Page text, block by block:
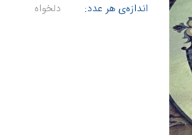
اندازه‌ی هر عدد:
دلخواه